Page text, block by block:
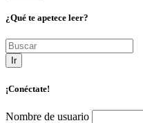
¿Qué te apetece leer?
Ir
¡Conéctate!
Nombre de usuario